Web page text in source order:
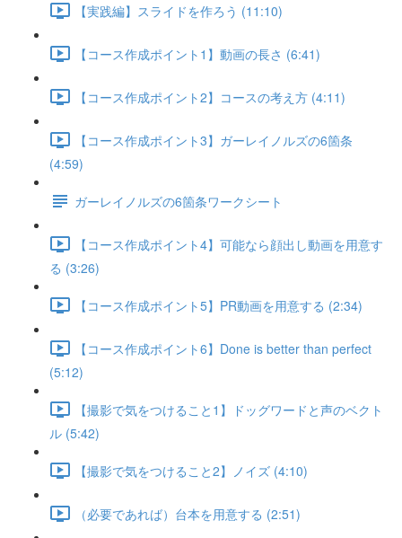
【実践編】スライドを作ろう (11:10)
【コース作成ポイント1】動画の長さ (6:41)
【コース作成ポイント2】コースの考え方 (4:11)
【コース作成ポイント3】ガーレイノルズの6箇条
(4:59)
ガーレイノルズの6箇条ワークシート
【コース作成ポイント4】可能なら顔出し動画を用意す
る (3:26)
【コース作成ポイント5】PR動画を用意する (2:34)
【コース作成ポイント6】Done is better than perfect
(5:12)
【撮影で気をつけること1】ドッグワードと声のベクト
ル (5:42)
【撮影で気をつけること2】ノイズ (4:10)
（必要であれば）台本を用意する (2:51)